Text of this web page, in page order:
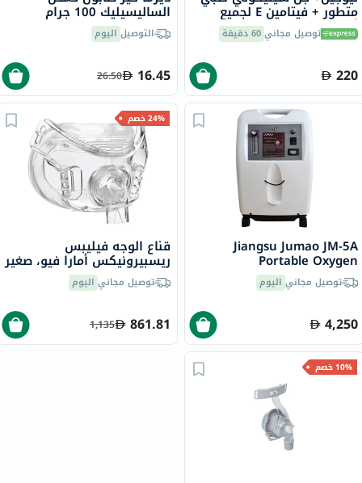
متطور + فيتامين E لجميع
أنواع الندبات 15 جرام
توصيل مجاني60 دقيقة
220
الساليسيليك 100 جرام
التوصيل اليوم
16.45
26.50
Jiangsu Jumao JM-5A
Portable Oxygen
Concentrator 5 L
توصيل مجاني اليوم
4,250
24% خصم
قناع الوجه فيليبس
ريسبيرونيكس أمارا فيو، صغير
توصيل مجاني اليوم
861.81
1,135
10% خصم